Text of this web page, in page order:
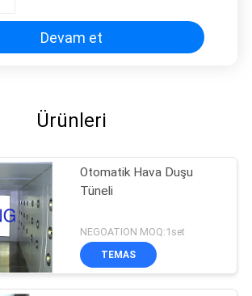
Devam et
Ürünleri
Otomatik Hava Duşu
Tüneli
NEGOATION MOQ:1set
TEMAS